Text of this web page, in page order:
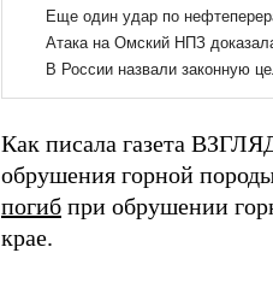
Как писала газета
обрушения горной
погиб при обрушении
крае.